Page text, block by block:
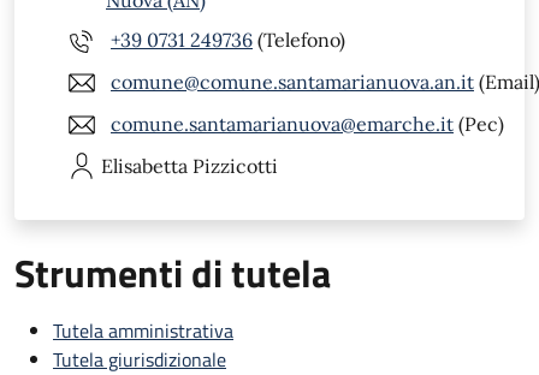
+39 0731 249736 (Telefono)
comune@comune.santamarianuova.an.it (Email)
comune.santamarianuova@emarche.it (Pec)
Elisabetta Pizzicotti
Strumenti di tutela
Tutela amministrativa
Tutela giurisdizionale